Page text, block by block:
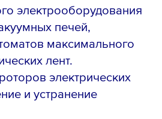
электрооборудования
печей,
максимального
лент.
электрических
и устранение